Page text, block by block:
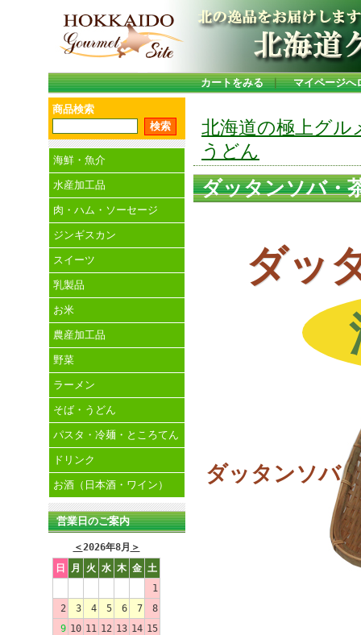
カートをみる｜ マイページへ
商品検索
海鮮・魚介
水産加工品
肉・ハム・ソーセージ
ジンギスカン
スイーツ
乳製品
お米
農産加工品
野菜
ラーメン
そば・うどん
パスタ・冷麺・ところてん
ドリンク
お酒（日本酒・ワイン）
営業日のご案内
＜2026年8月 ＞
日
月 火 水 木 金 土
1
2
3 4 5 6 7
8
9 10 11 12 13 14 15
北海道の極上グル
うどん
ダッタンソバ・
ダッ
ダッタンソバ